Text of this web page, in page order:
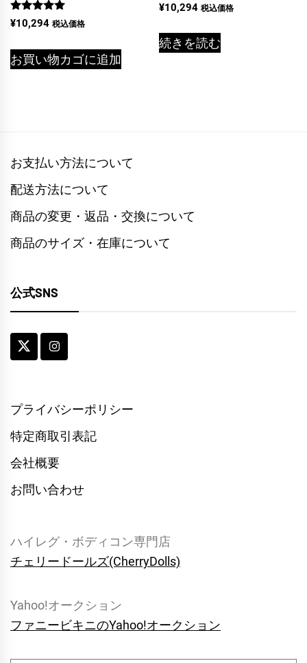
5段階中
5.00
¥10,294 税込価格
お買い物カゴに追加
¥10,294 税込価格
続きを読む
お支払い方法について
配送方法について
商品の変更・返品・交換について
商品のサイズ・在庫について
公式SNS
プライバシーポリシー
特定商取引表記
会社概要
お問い合わせ
ハイレグ・ボディコン専門店
チェリードールズ(CherryDolls)
Yahoo!オークション
ファニービキニのYahoo!オークション